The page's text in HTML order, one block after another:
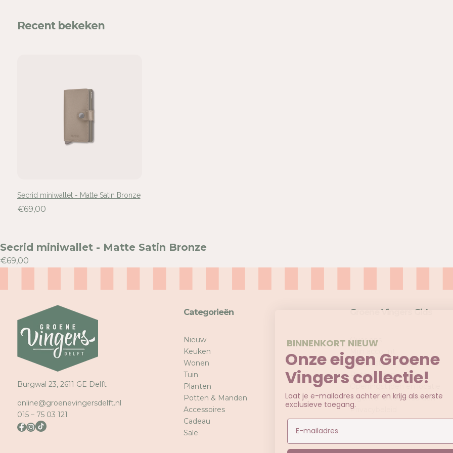
Recent bekeken
Secrid miniwallet - Matte Satin Bronze
€69,00
Secrid miniwallet - Matte Satin Bronze
€69,00
Burgwal 23, 2611 GE Delft
online@groenevingersdelft.nl
015 – 75 03 121
Categorieën
Nieuw
Keuken
Wonen
Tuin
Planten
Potten & Manden
Accessoires
Cadeau
Sale
Groene Vingers Gids
Over ons
Veelgestelde vragen
Retourneren
Openingstijden en locatie
Algemene voorwaarden
Privacybeleid
BINNENKORT NIEUW
Onze eigen Groene
Vingers collectie!
Laat je e-mailadres achter en krijg als eerste
exclusieve toegang.
Email